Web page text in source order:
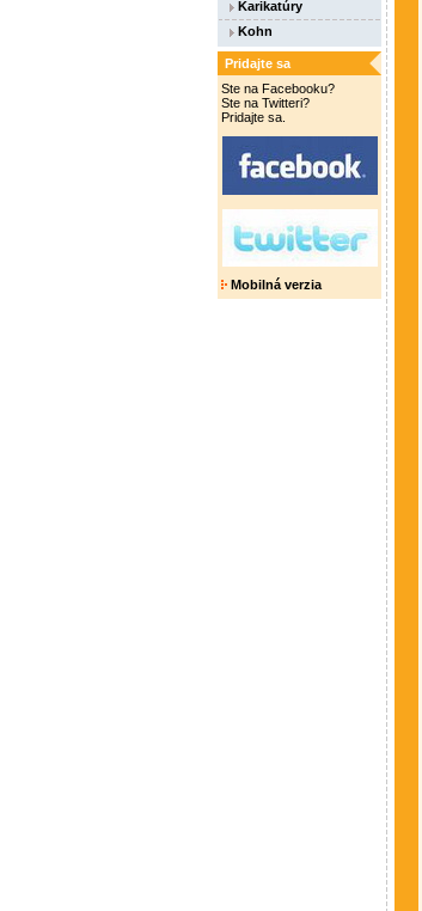
Karikatúry
Kohn
Pridajte sa
Ste na Facebooku?
Ste na Twitteri?
Pridajte sa.
Mobilná verzia